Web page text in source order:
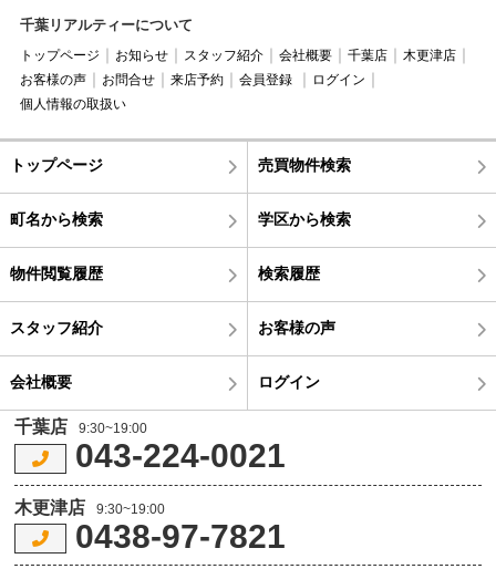
千葉リアルティーについて
トップページ お知らせ スタッフ紹介 会社概要 千葉店
木更津店
お客様の声
お問合せ 来店予約 会員登録
ログイン
個人情報の取扱い
トップページ 売買物件検索
町名から検索 学区から検索
物件閲覧履歴 検索履歴
スタッフ紹介 お客様の声
会社概要 ログイン
千葉店 9:30~19:00
043-224-0021
木更津店 9:30~19:00
0438-97-7821